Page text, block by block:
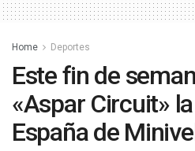
Home Deportes
Este fin de
«Aspar Circuit»
España de